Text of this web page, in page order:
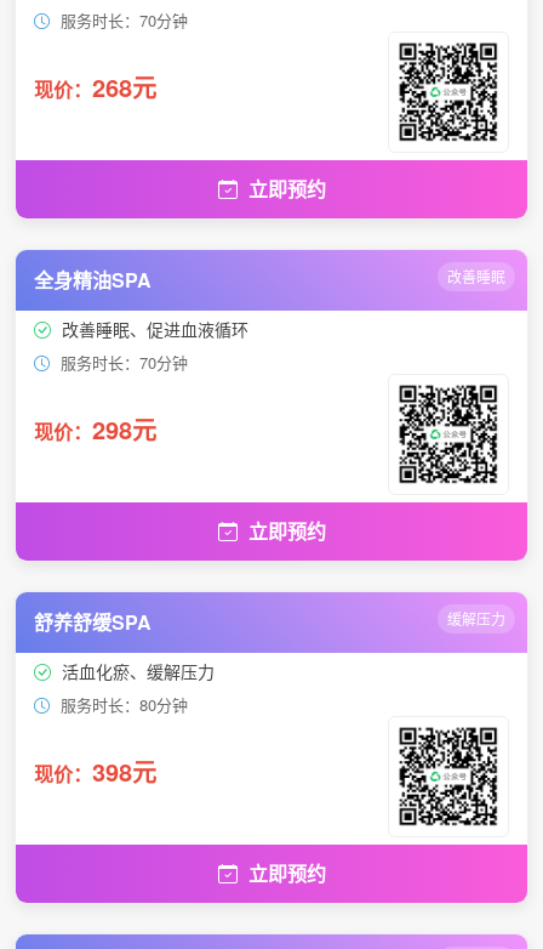
服务时长：70分钟
现价： 268元
立即预约
全身精油SPA 改善睡眠
改善睡眠、促进血液循环
服务时长：70分钟
现价： 298元
立即预约
舒养舒缓SPA 缓解压力
活血化瘀、缓解压力
服务时长：80分钟
现价： 398元
立即预约